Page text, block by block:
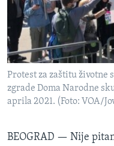
SPORT
INTERVJU
Protest za zaštitu životne
zgrade Doma Narodne
aprila 2021. (Foto: VOA/
BEOGRAD — Nije